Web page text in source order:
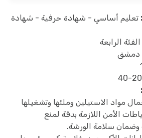
تعليم أساسي - شهادة حرفية - شهادة
الفئة الرابعة
دمشق
مواد الاستيلين وملئها وتشغيلها
الأمن اللازمة بدقة لمنع
وضمان سلامة الورشة.